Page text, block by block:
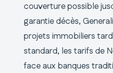
couverture possible
garantie décès,
projets immobiliers
standard, les tarifs de
face aux banques